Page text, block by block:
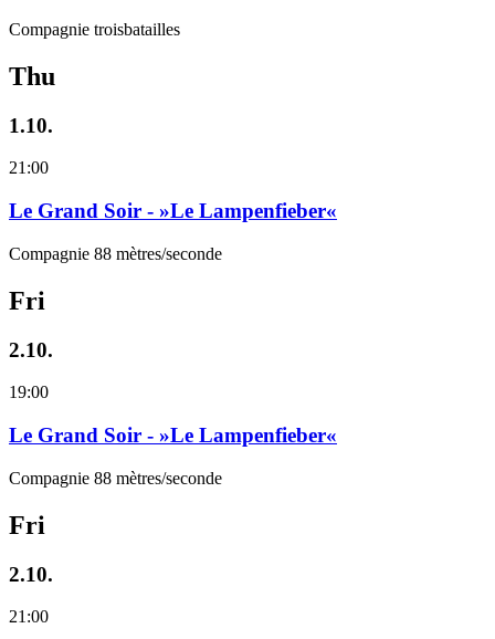
Compagnie troisbatailles
Thu
1.10.
21:00
Le Grand Soir - »Le Lampenfieber«
Compagnie 88 mètres/seconde
Fri
2.10.
19:00
Le Grand Soir - »Le Lampenfieber«
Compagnie 88 mètres/seconde
Fri
2.10.
21:00